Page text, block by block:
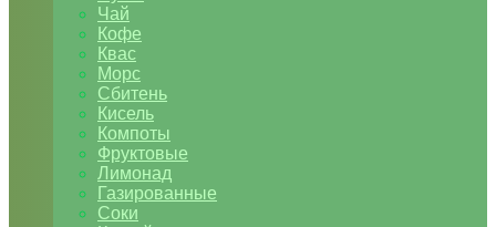
Чай
Кофе
Квас
Морс
Сбитень
Кисель
Компоты
Фруктовые
Лимонад
Газированные
Соки